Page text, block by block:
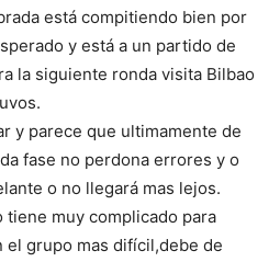
está compitiendo bien por
y está a un partido de
la siguiente ronda visita Bilbao
y parece que ultimamente de
fase no perdona errores y o
o no llegará mas lejos.
tiene muy complicado para
el grupo mas difícil,debe de